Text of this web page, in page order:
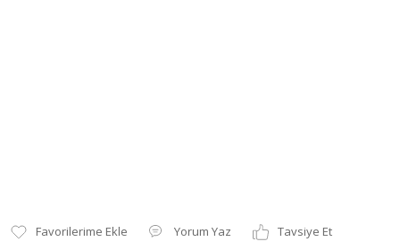
Yorum Yaz
Tavsiye Et